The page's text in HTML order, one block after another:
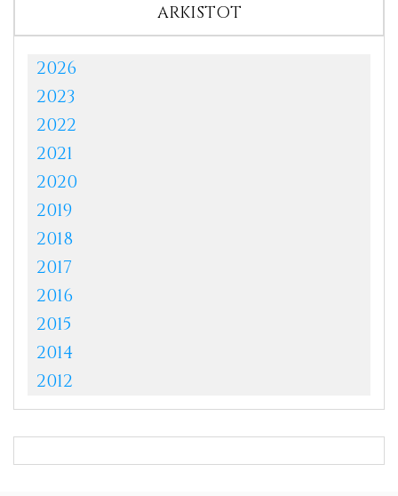
ARKISTOT
2026
2023
2022
2021
2020
2019
2018
2017
2016
2015
2014
2012